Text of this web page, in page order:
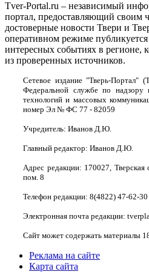
Tver-Portal.ru – независимый
портал, предоставляющий своим
достоверные новости Твери и
оперативном режиме
интересных событиях в регионе,
из проверенных источников.
Сетевое издание "Тверь-Портал"
Федеральной службе по
технологий и массовых
номер Эл № ФС 77 - 82059
Учредитель: Иванов Д.Ю.
Главный редактор: Иванов Д.Ю.
Адрес редакции: 170027, Тверская
пом. 8
Телефон редакции: 8(4822) 47-62-30
Электронная почта редакции:
Сайт может содержать материалы
Реклама на сайте
Карта сайта